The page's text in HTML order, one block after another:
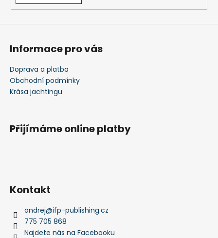
Informace pro vás
Doprava a platba
Obchodní podmínky
Krása jachtingu
Přijímáme online platby
Kontakt
ondrej@ifp-publishing.cz
775 705 868
Najdete nás na Facebooku